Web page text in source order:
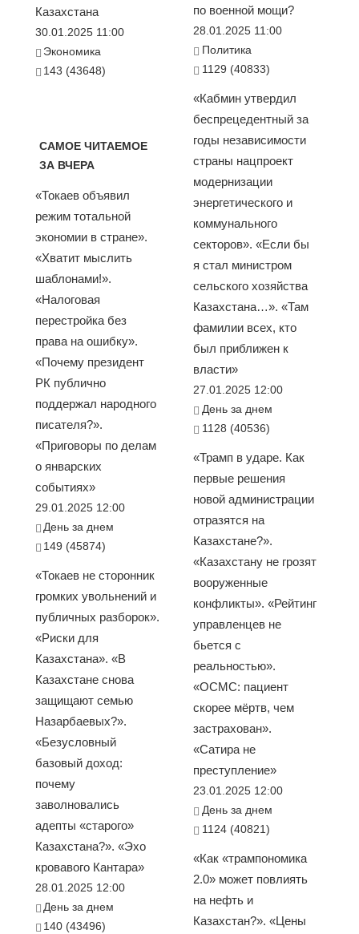
Казахстана
30.01.2025 11:00
Экономика
143 (43648)
САМОЕ ЧИТАЕМОЕ
ЗА ВЧЕРА
«Токаев объявил
режим тотальной
экономии в стране».
«Хватит мыслить
шаблонами!».
«Налоговая
перестройка без
права на ошибку».
«Почему президент
РК публично
поддержал народного
писателя?».
«Приговоры по делам
о январских
событиях»
29.01.2025 12:00
День за днем
149 (45874)
«Токаев не сторонник
громких увольнений и
публичных разборок».
«Риски для
Казахстана». «В
Казахстане снова
защищают семью
Назарбаевых?».
«Безусловный
базовый доход:
почему
заволновались
адепты «старого»
Казахстана?». «Эхо
кровавого Кантара»
28.01.2025 12:00
День за днем
140 (43496)
по военной мощи?
28.01.2025 11:00
Политика
1129 (40833)
«Кабмин утвердил
беспрецедентный за
годы независимости
страны нацпроект
модернизации
энергетического и
коммунального
секторов». «Если бы
я стал министром
сельского хозяйства
Казахстана…». «Там
фамилии всех, кто
был приближен к
власти»
27.01.2025 12:00
День за днем
1128 (40536)
«Трамп в ударе. Как
первые решения
новой администрации
отразятся на
Казахстане?».
«Казахстану не грозят
вооруженные
конфликты». «Рейтинг
управленцев не
бьется с
реальностью».
«ОСМС: пациент
скорее мёртв, чем
застрахован».
«Сатира не
преступление»
23.01.2025 12:00
День за днем
1124 (40821)
«Как «трампономика
2.0» может повлиять
на нефть и
Казахстан?». «Цены